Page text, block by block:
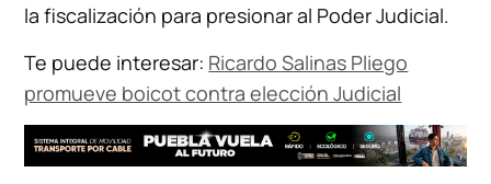
la fiscalización para presionar al Poder Judicial.
Te puede interesar: Ricardo Salinas Pliego
promueve boicot contra elección Judicial